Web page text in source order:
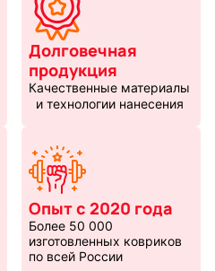
Долговечная
продукция
Качественные материалы
и технологии нанесения
Опыт с 2020 года
Более 50 000
изготовленных ковриков
по всей России